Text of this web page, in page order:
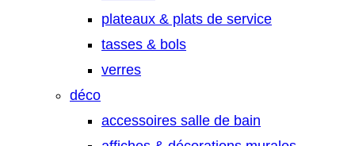
plateaux & plats de service
tasses & bols
verres
déco
accessoires salle de bain